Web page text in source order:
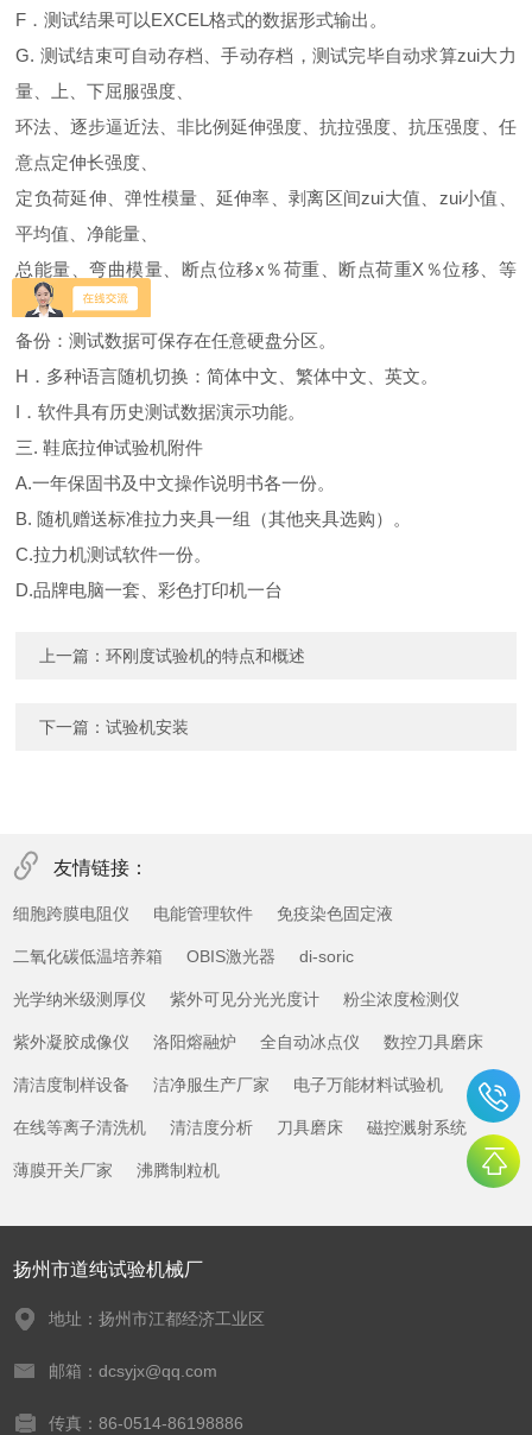
F．测试结果可以EXCEL格式的数据形式输出。
G. 测试结束可自动存档、手动存档，测试完毕自动求算zui大力
量、上、下屈服强度、
环法、逐步逼近法、非比例延伸强度、抗拉强度、抗压强度、任
意点定伸长强度、
定负荷延伸、弹性模量、延伸率、剥离区间zui大值、zui小值、
平均值、净能量、
总能量、弯曲模量、断点位移x％荷重、断点荷重X％位移、等
等。
备份：测试数据可保存在任意硬盘分区。
H．多种语言随机切换：简体中文、繁体中文、英文。
I．软件具有历史测试数据演示功能。
三. 鞋底拉伸试验机附件
A.一年保固书及中文操作说明书各一份。
B. 随机赠送标准拉力夹具一组（其他夹具选购）。
C.拉力机测试软件一份。
D.品牌电脑一套、彩色打印机一台
上一篇：环刚度试验机的特点和概述
下一篇：试验机安装
友情链接：
细胞跨膜电阻仪 电能管理软件 免疫染色固定液
二氧化碳低温培养箱 OBIS激光器 di-soric
光学纳米级测厚仪 紫外可见分光光度计 粉尘浓度检测仪
紫外凝胶成像仪 洛阳熔融炉 全自动冰点仪 数控刀具磨床
清洁度制样设备 洁净服生产厂家 电子万能材料试验机
在线等离子清洗机 清洁度分析 刀具磨床 磁控溅射系统
薄膜开关厂家 沸腾制粒机
扬州市道纯试验机械厂
地址：扬州市江都经济工业区
邮箱：dcsyjx@qq.com
传真：86-0514-86198886